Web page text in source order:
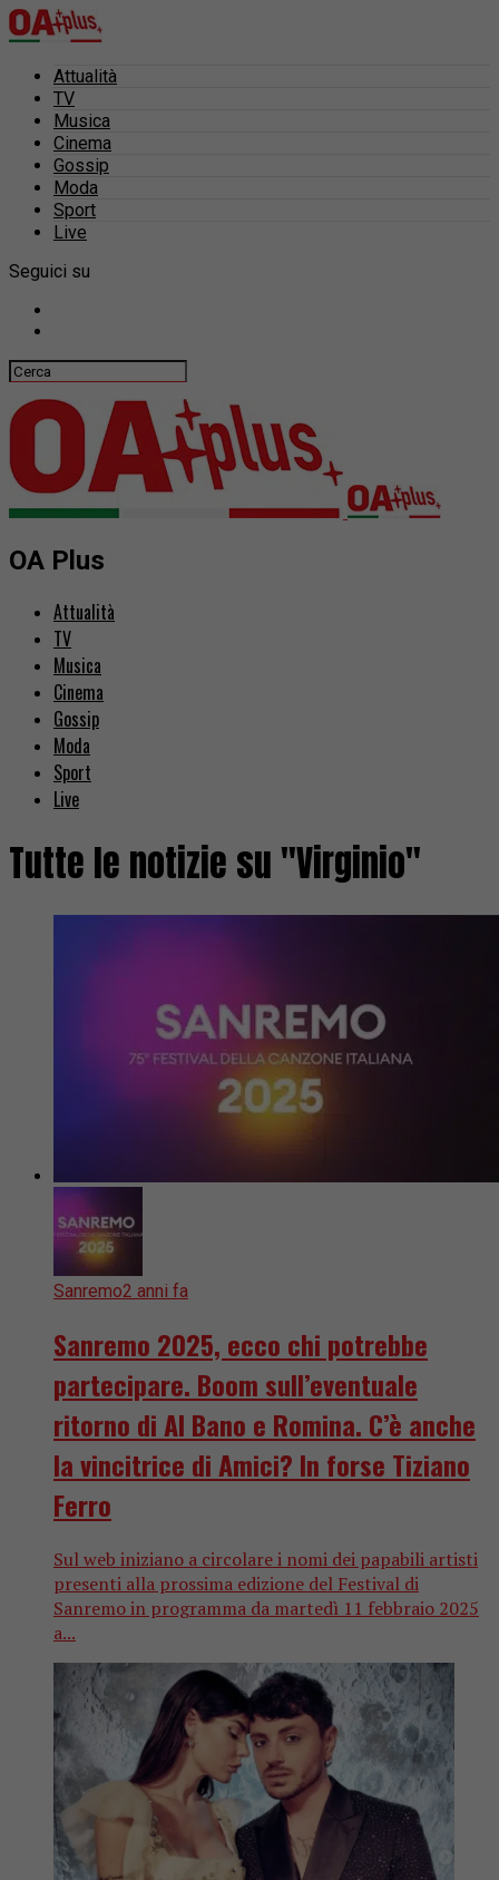
Attualità
TV
Musica
Cinema
Gossip
Moda
Sport
Live
Seguici su
OA Plus
Attualità
TV
Musica
Cinema
Gossip
Moda
Sport
Live
Tutte le notizie su "Virginio"
Sanremo2 anni fa
Sanremo 2025, ecco chi potrebbe
partecipare. Boom sull’eventuale
ritorno di Al Bano e Romina. C’è anche
la vincitrice di Amici? In forse Tiziano
Ferro
Sul web iniziano a circolare i nomi dei papabili artisti
presenti alla prossima edizione del Festival di
Sanremo in programma da martedì 11 febbraio 2025
a...